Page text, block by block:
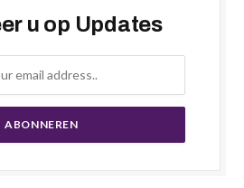
u op Updates